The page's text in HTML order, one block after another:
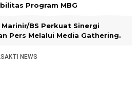
Program MBG
BS Perkuat Sinergi
Pers Melalui Media Gathering.